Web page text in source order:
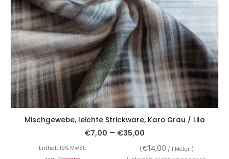
Mischgewebe, leichte Strickware, Karo Grau / Lila
€7,00 – €35,00
Enthält 19% MwSt. (€14,00 / 1 Meter )